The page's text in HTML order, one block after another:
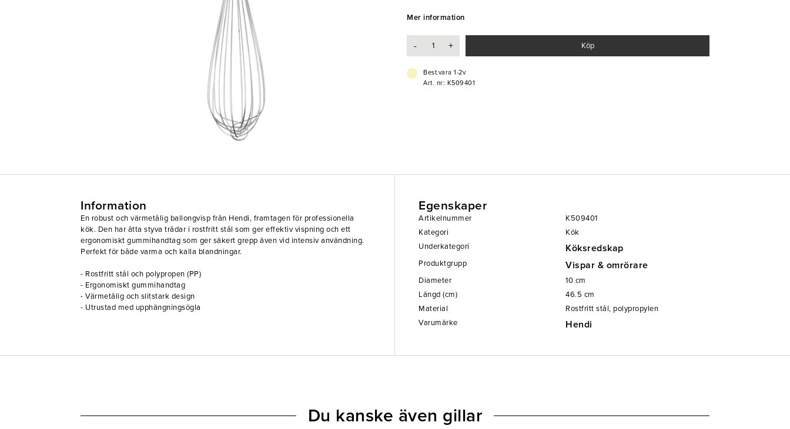
- Värmetålig och slitstark design
Mer information
- + Köp
Best.vara 1-2v
Art. nr: K509401
Information
En robust och värmetålig ballongvisp från Hendi, framtagen för professionella
kök. Den har åtta styva trådar i rostfritt stål som ger effektiv vispning och ett
ergonomiskt gummihandtag som ger säkert grepp även vid intensiv användning.
Perfekt för både varma och kalla blandningar.
- Rostfritt stål och polypropen (PP)
- Ergonomiskt gummihandtag
- Värmetålig och slitstark design
- Utrustad med upphängningsögla
Egenskaper
Artikelnummer
K509401
Kategori
Kök
Underkategori
Köksredskap
Produktgrupp Vispar & omrörare
Diameter 10 cm
Längd (cm)
46.5 cm
Material
Rostfritt stål, polypropylen
Varumärke
Hendi
Du kanske även gillar